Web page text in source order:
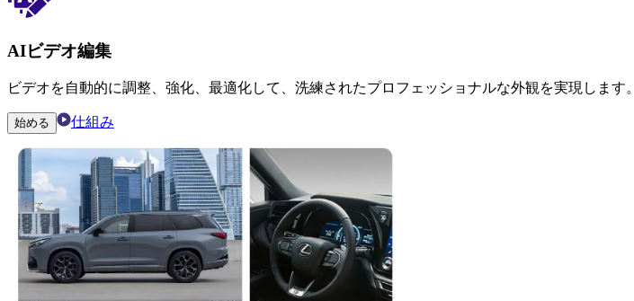
AIビデオ編集
ビデオを自動的に調整、強化、最適化して、洗練されたプロフェッショナルな外観を実現します。
始める 仕組み